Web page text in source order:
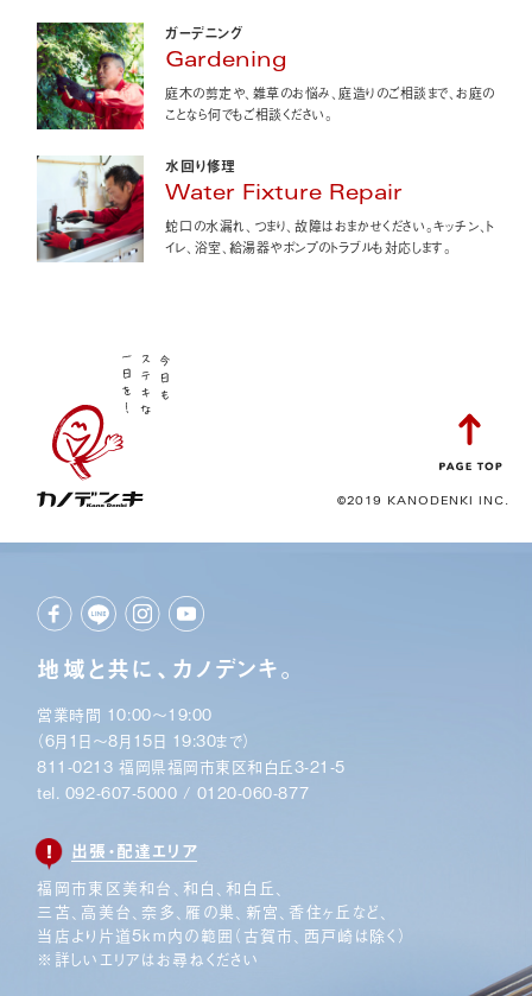
ガーデニング
Gardening
庭木の剪定や、雑草のお悩み、庭造りのご相談まで、お庭の
ことなら何でもご相談ください。
水回り修理
Water Fixture Repair
蛇口の水漏れ、つまり、故障はおまかせください。キッチン、ト
イレ、浴室、給湯器やポンプのトラブルも対応します。
©2019 KANODENKI INC.
地域と共に、カノデンキ。
営業時間 10:00〜19:00
（6月1日〜8月15日 19:30まで）
811-0213 福岡県福岡市東区和白丘3-21-5
tel. 092-607-5000 / 0120-060-877
出張・配達エリア
福岡市東区美和台、和白、和白丘、
三苫、高美台、奈多、 雁の巣、新宮、香住ヶ丘など、
当店より片道5km内の範囲 （古賀市、西戸崎は除く）
※詳しいエリアはお尋ねください